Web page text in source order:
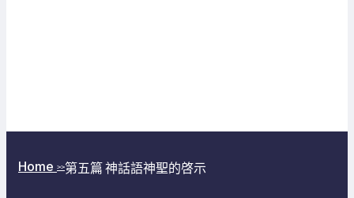
Home >>第五篇 神話語神聖的啓示